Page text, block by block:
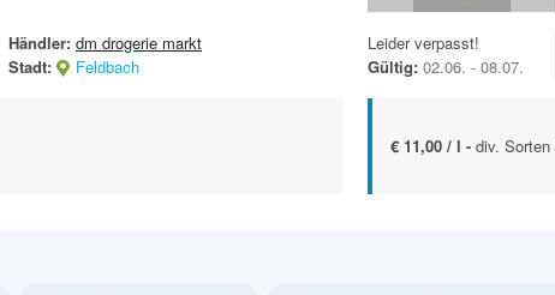
Händler: dm drogerie markt
Stadt:
Feldbach
Leider verpasst!
Gültig: 02.06. - 08.07.
€ 11,00 / l - div. Sorten